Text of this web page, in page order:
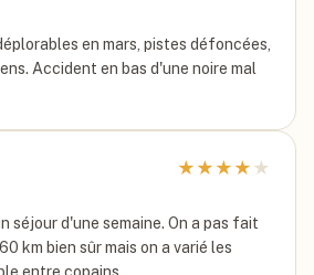
en mars, pistes défoncées,
Accident en bas d'une noire mal
★ ★ ★ ★ ★
séjour d'une semaine. On a pas fait
km bien sûr mais on a varié les